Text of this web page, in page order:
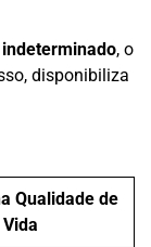
, o
disponibiliza
Qualidade de
Vida